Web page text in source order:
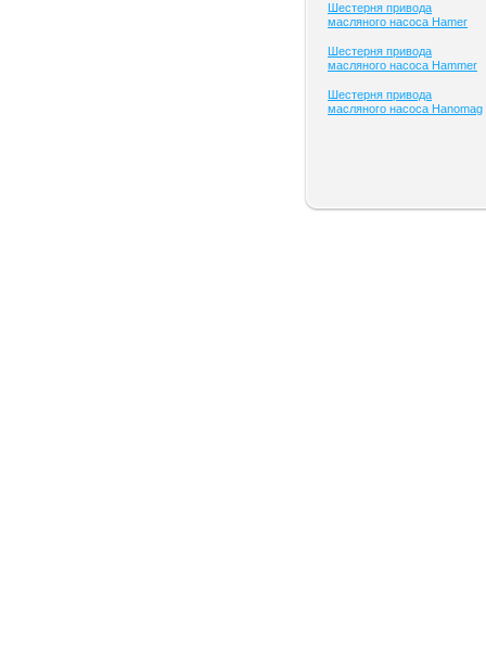
Шестерня привода
масляного насоса Hamer
Шестерня привода
масляного насоса Hammer
Шестерня привода
масляного насоса Hanomag